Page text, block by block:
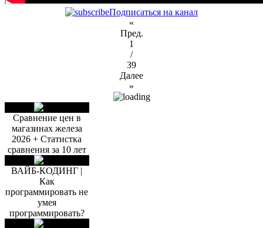
Подписаться на канал
«
Пред.
1
/
39
Далее
»
Сравнение цен в
магазинах железа
2026 + Статистка
сравнения за 10 лет
ВАЙБ-КОДИНГ |
Как
программировать не
умея
программировать?